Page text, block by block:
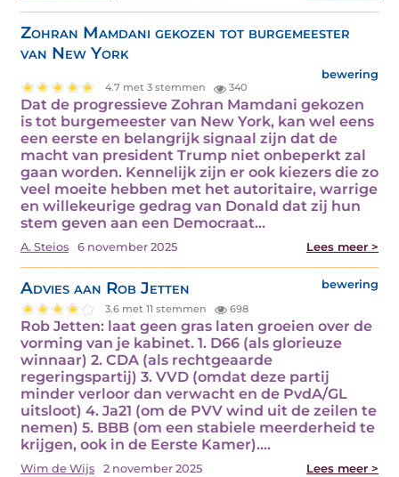
Zohran Mamdani gekozen tot burgemeester
van New York
bewering
4.7 met 3 stemmen 340
Dat de progressieve Zohran Mamdani gekozen
is tot burgemeester van New York, kan wel eens
een eerste en belangrijk signaal zijn dat de
macht van president Trump niet onbeperkt zal
gaan worden. Kennelijk zijn er ook kiezers die zo
veel moeite hebben met het autoritaire, warrige
en willekeurige gedrag van Donald dat zij hun
stem geven aan een Democraat…
A. Steios 6 november 2025 Lees meer >
Advies aan Rob Jetten bewering
3.6 met 11 stemmen 698
Rob Jetten: laat geen gras laten groeien over de
vorming van je kabinet. 1. D66 (als glorieuze
winnaar) 2. CDA (als rechtgeaarde
regeringspartij) 3. VVD (omdat deze partij
minder verloor dan verwacht en de PvdA/GL
uitsloot) 4. Ja21 (om de PVV wind uit de zeilen te
nemen) 5. BBB (om een stabiele meerderheid te
krijgen, ook in de Eerste Kamer).…
Wim de Wijs 2 november 2025 Lees meer >